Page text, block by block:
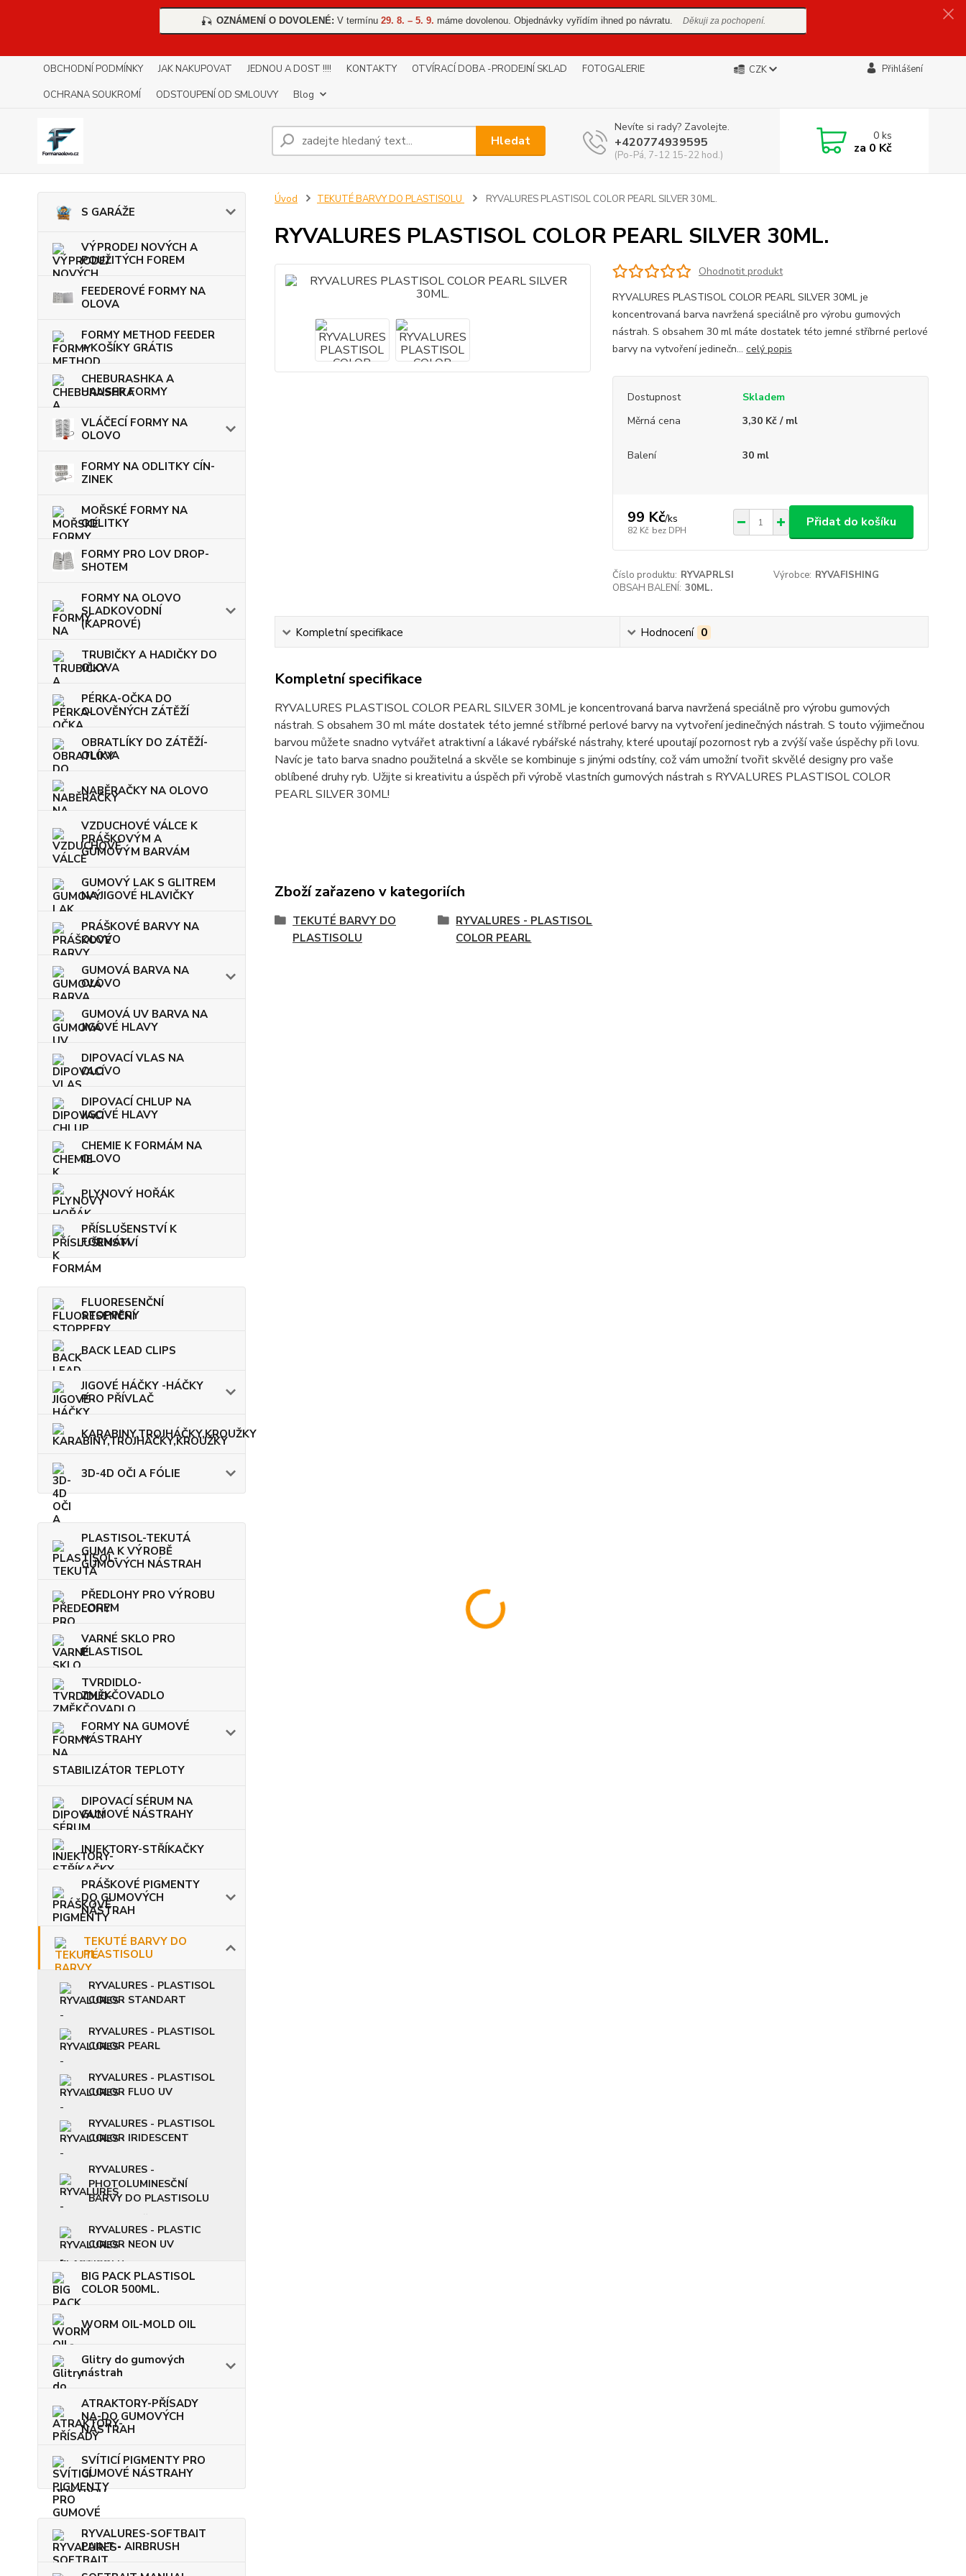
🎣 OZNÁMENÍ O DOVOLENÉ: V termínu 29. 8. – 5. 9. máme dovolenou. Objednávky vyřídím ihned po návratu. Děkuji za pochopení.
OBCHODNÍ PODMÍNKY JAK NAKUPOVAT JEDNOU A DOST !!!! KONTAKTY OTVÍRACÍ DOBA -PRODEJNÍ SKLAD
FOTOGALERIE
OCHRANA SOUKROMÍ
ODSTOUPENÍ OD SMLOUVY Blog
CZK Přihlášení
Hledat
Nevíte si rady? Zavolejte.
+420774939595
(Po-Pá, 7-12 15-22 hod.)
0ks
za 0 Kč
S GARÁŽE
VÝPRODEJ NOVÝCH A
POUŽITÝCH FOREM
FEEDEROVÉ FORMY NA
OLOVA
FORMY METHOD FEEDER
+ KOŠÍKY GRÁTIS
CHEBURASHKA A
HAUSER FORMY
VLÁČECÍ FORMY NA
OLOVO
FORMY NA ODLITKY CÍN-
ZINEK
MOŘSKÉ FORMY NA
ODLITKY
FORMY PRO LOV DROP-
SHOTEM
FORMY NA OLOVO
SLADKOVODNÍ
(KAPROVÉ)
TRUBIČKY A HADIČKY DO
OLOVA
PÉRKA-OČKA DO
OLOVĚNÝCH ZÁTĚŽÍ
OBRATLÍKY DO ZÁTĚŽÍ-
OLOVA
NABĚRAČKY NA OLOVO
VZDUCHOVÉ VÁLCE K
PRÁŠKOVÝM A
GUMOVÝM BARVÁM
GUMOVÝ LAK S GLITREM
NA JIGOVÉ HLAVIČKY
PRÁŠKOVÉ BARVY NA
OLOVO
GUMOVÁ BARVA NA
OLOVO
GUMOVÁ UV BARVA NA
JIGOVÉ HLAVY
DIPOVACÍ VLAS NA
OLOVO
DIPOVACÍ CHLUP NA
JIGOVÉ HLAVY
CHEMIE K FORMÁM NA
OLOVO
PLYNOVÝ HOŘÁK
PŘÍSLUŠENSTVÍ K
FORMÁM
FLUORESENČNÍ
STOPPERY
BACK LEAD CLIPS
JIGOVÉ HÁČKY -HÁČKY
PRO PŘÍVLAČ
KARABINY,TROJHÁČKY,KROUŽKY
3D-4D OČI A FÓLIE
PLASTISOL-TEKUTÁ
GUMA K VÝROBĚ
GUMOVÝCH NÁSTRAH
PŘEDLOHY PRO VÝROBU
FOREM
VARNÉ SKLO PRO
PLASTISOL
TVRDIDLO-
ZMĚKČOVADLO
FORMY NA GUMOVÉ
NÁSTRAHY
STABILIZÁTOR TEPLOTY
DIPOVACÍ SÉRUM NA
GUMOVÉ NÁSTRAHY
INJEKTORY-STŘÍKAČKY
PRÁŠKOVÉ PIGMENTY
DO GUMOVÝCH
NÁSTRAH
TEKUTÉ BARVY DO
PLASTISOLU
RYVALURES - PLASTISOL
COLOR STANDART
RYVALURES - PLASTISOL
COLOR PEARL
RYVALURES - PLASTISOL
COLOR FLUO UV
RYVALURES - PLASTISOL
COLOR IRIDESCENT
RYVALURES -
PHOTOLUMINESČNÍ
BARVY DO PLASTISOLU
RYVALURES - PLASTIC
COLOR NEON UV
BIG PACK PLASTISOL
COLOR 500ML.
WORM OIL-MOLD OIL
Glitry do gumových
nástrah
ATRAKTORY-PŘÍSADY
NA-DO GUMOVÝCH
NÁSTRAH
SVÍTICÍ PIGMENTY PRO
GUMOVÉ NÁSTRAHY
RYVALURES-SOFTBAIT
PAINT - AIRBRUSH
Úvod TEKUTÉ BARVY DO PLASTISOLU RYVALURES PLASTISOL COLOR PEARL SILVER 30ML.
RYVALURES PLASTISOL COLOR PEARL SILVER 30ML.
Ohodnotit produkt
RYVALURES PLASTISOL COLOR PEARL SILVER 30ML je
koncentrovaná barva navržená speciálně pro výrobu gumových
nástrah. S obsahem 30 ml máte dostatek této jemné stříbrné perlové
barvy na vytvoření jedinečn... celý popis
Dostupnost
Skladem
Měrná cena
3,30 Kč / ml
Balení 30 ml
99 Kč/ks
82 Kč bez DPH
Přidat do košíku
Číslo produktu: RYVAPRLSI Výrobce: RYVAFISHING
OBSAH BALENÍ: 30ML.
Kompletní specifikace Hodnocení 0
Kompletní specifikace
RYVALURES PLASTISOL COLOR PEARL SILVER 30ML je koncentrovaná barva navržená speciálně pro výrobu gumových
nástrah. S obsahem 30 ml máte dostatek této jemné stříbrné perlové barvy na vytvoření jedinečných nástrah. S touto výjimečnou
barvou můžete snadno vytvářet atraktivní a lákavé rybářské nástrahy, které upoutají pozornost ryb a zvýší vaše úspěchy při lovu.
Navíc je tato barva snadno použitelná a skvěle se kombinuje s jinými odstíny, což vám umožní tvořit skvělé designy pro vaše
oblíbené druhy ryb. Užijte si kreativitu a úspěch při výrobě vlastních gumových nástrah s RYVALURES PLASTISOL COLOR
PEARL SILVER 30ML!
Zboží zařazeno v kategoriích
TEKUTÉ BARVY DO
PLASTISOLU
RYVALURES - PLASTISOL
COLOR PEARL